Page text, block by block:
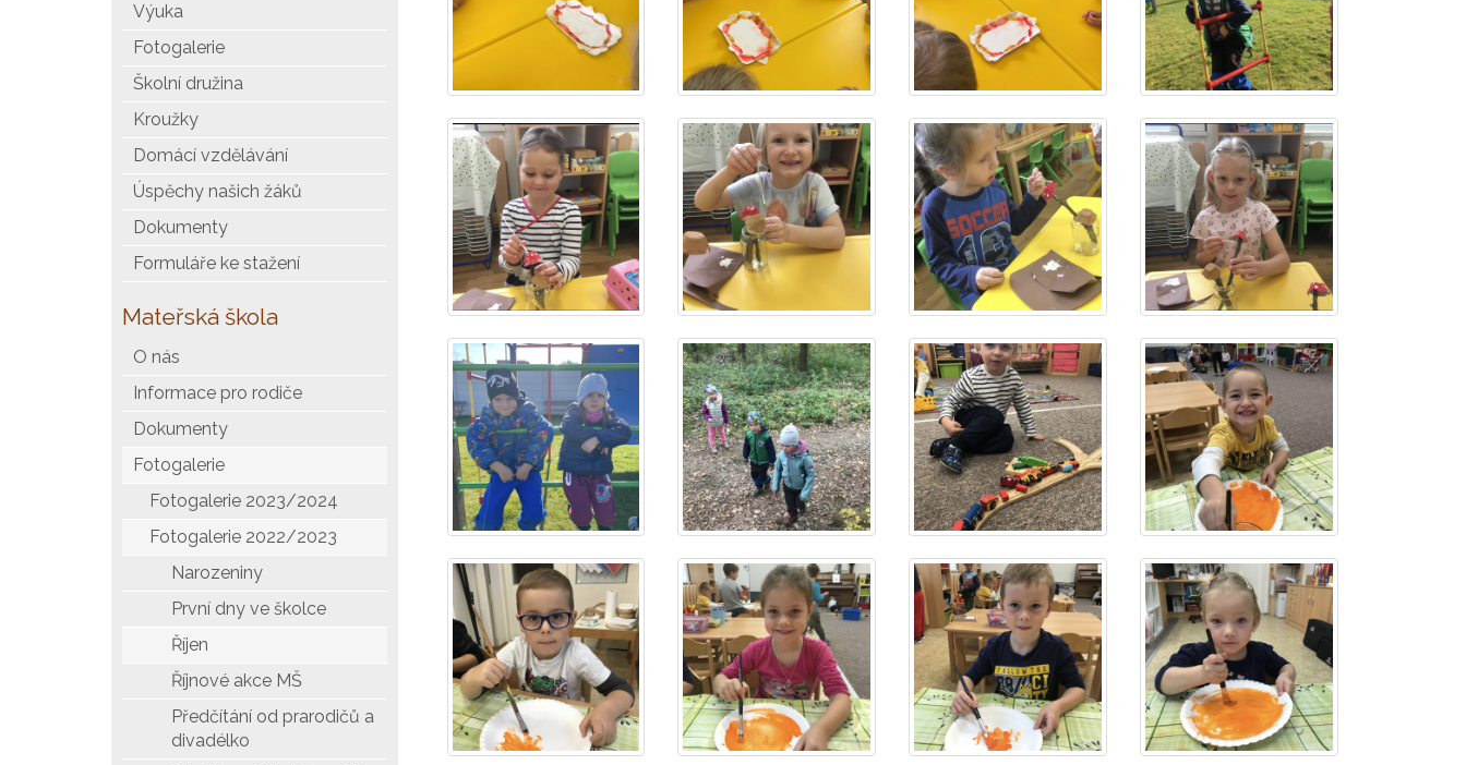
Výuka
Fotogalerie
Školní družina
Kroužky
Domácí vzdělávání
Úspěchy našich žáků
Dokumenty
Formuláře ke stažení
Mateřská škola
O nás
Informace pro rodiče
Dokumenty
Fotogalerie
Fotogalerie 2023/2024
Fotogalerie 2022/2023
Narozeniny
První dny ve školce
Říjen
Říjnové akce MŠ
Předčítání od prarodičů a
divadélko